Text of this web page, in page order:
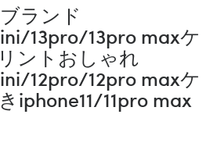
ランド
13pro/13pro maxケ
ントおしゃれ
12pro/12pro maxケ
iphone11/11pro max